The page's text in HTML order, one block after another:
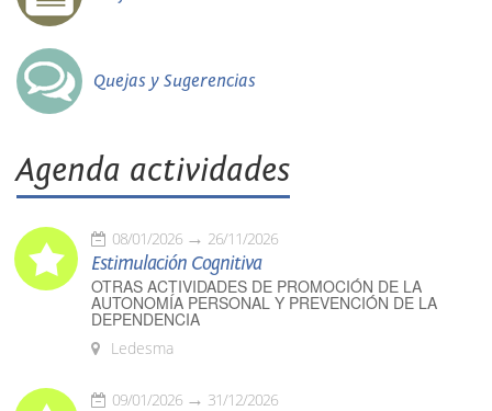
Quejas y Sugerencias
Agenda actividades
08/01/2026 26/11/2026
Estimulación Cognitiva
OTRAS ACTIVIDADES DE PROMOCIÓN DE LA
AUTONOMÍA PERSONAL Y PREVENCIÓN DE LA
DEPENDENCIA
Ledesma
09/01/2026 31/12/2026